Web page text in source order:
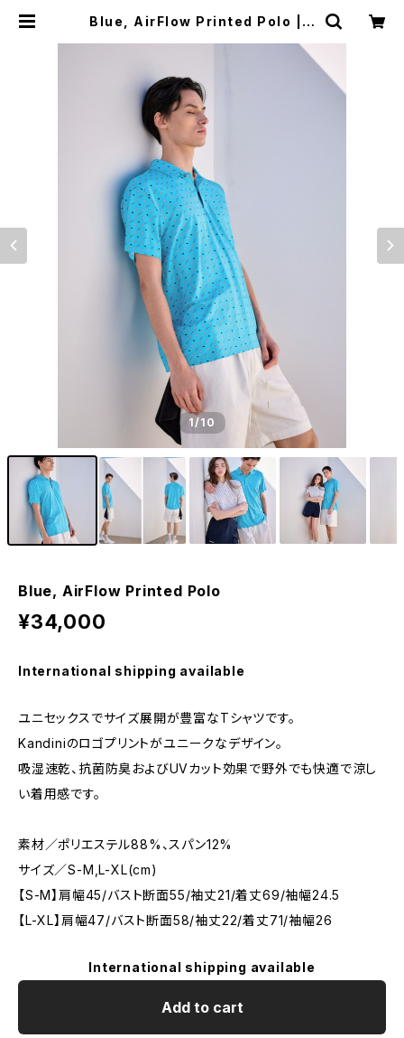
Blue, AirFlow Printed Polo | k
1/10
Blue, AirFlow Printed Polo
¥34,000
International shipping available
ユニセックスでサイズ展開が豊富なTシャツです。
Kandiniのロゴプリントがユニークなデザイン。
吸湿速乾、抗菌防臭およびUVカット効果で野外でも快適で涼し
い着用感です。
素材／ポリエステル88%、スパン12%
サイズ／S-M,L-XL(cm)
【S-M】肩幅45/バスト断面55/袖丈21/着丈69/袖幅24.5
【L-XL】肩幅47/バスト断面58/袖丈22/着丈71/袖幅26
International shipping available
Add to cart